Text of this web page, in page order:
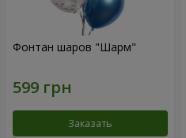
Фонтан шаров "Шарм"
Заказать